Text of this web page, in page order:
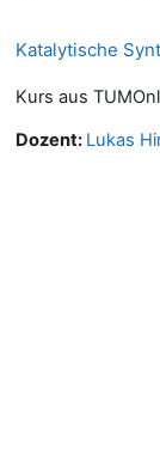
Katalytische
Kurs aus
Dozent: Lukas